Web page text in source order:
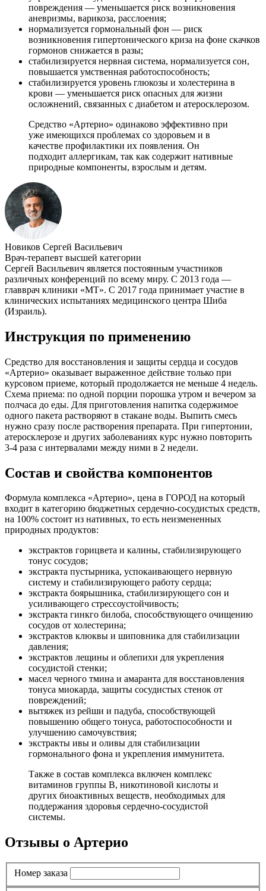
повреждения — уменьшается риск возникновения
аневризмы, варикоза, расслоения;
нормализуется гормональный фон — риск
возникновения гипертонического криза на фоне скачков
гормонов снижается в разы;
стабилизируется нервная система, нормализуется сон,
повышается умственная работоспособность;
стабилизируется уровень глюкозы и холестерина в
крови — уменьшается риск опасных для жизни
осложнений, связанных с диабетом и атеросклерозом.
Средство «Артерио» одинаково эффективно при
уже имеющихся проблемах со здоровьем и в
качестве профилактики их появления. Он
подходит аллергикам, так как содержит нативные
природные компоненты, взрослым и детям.
Новиков Сергей Васильевич
Врач-терапевт высшей категории
Сергей Васильевич является постоянным участников
различных конференций по всему миру. С 2013 года —
главврач клиники «МТ». С 2017 года принимает участие в
клинических испытаниях медицинского центра Шиба
(Израиль).
Инструкция по применению
Средство для восстановления и защиты сердца и сосудов
«Артерио» оказывает выраженное действие только при
курсовом приеме, который продолжается не меньше 4 недель.
Схема приема: по одной порции порошка утром и вечером за
полчаса до еды. Для приготовления напитка содержимое
одного пакета растворяют в стакане воды. Выпить смесь
нужно сразу после растворения препарата. При гипертонии,
атеросклерозе и других заболеваниях курс нужно повторить
3-4 раза с интервалами между ними в 2 недели.
Состав и свойства компонентов
Формула комплекса «Артерио», цена в ГОРОД на который
входит в категорию бюджетных сердечно-сосудистых средств,
на 100% состоит из нативных, то есть неизмененных
природных продуктов:
экстрактов горицвета и калины, стабилизирующего
тонус сосудов;
экстракта пустырника, успокаивающего нервную
систему и стабилизирующего работу сердца;
экстракта боярышника, стабилизирующего сон и
усиливающего стрессоустойчивость;
экстракта гинкго билоба, способствующего очищению
сосудов от холестерина;
экстрактов клюквы и шиповника для стабилизации
давления;
экстрактов лещины и облепихи для укрепления
сосудистой стенки;
масел черного тмина и амаранта для восстановления
тонуса миокарда, защиты сосудистых стенок от
повреждений;
вытяжек из рейши и падуба, способствующей
повышению общего тонуса, работоспособности и
улучшению самочувствия;
экстракты ивы и оливы для стабилизации
гормонального фона и укрепления иммунитета.
Также в состав комплекса включен комплекс
витаминов группы В, никотиновой кислоты и
других биоактивных веществ, необходимых для
поддержания здоровья сердечно-сосудистой
системы.
Отзывы о Артерио
Номер заказа